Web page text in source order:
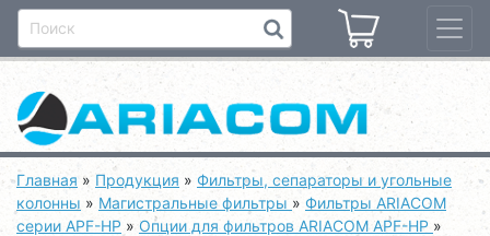
Главная » Продукция » Фильтры, сепараторы и угольные
колонны » Магистральные фильтры » Фильтры ARIACOM
серии APF-HP » Опции для фильтров ARIACOM APF-HP »